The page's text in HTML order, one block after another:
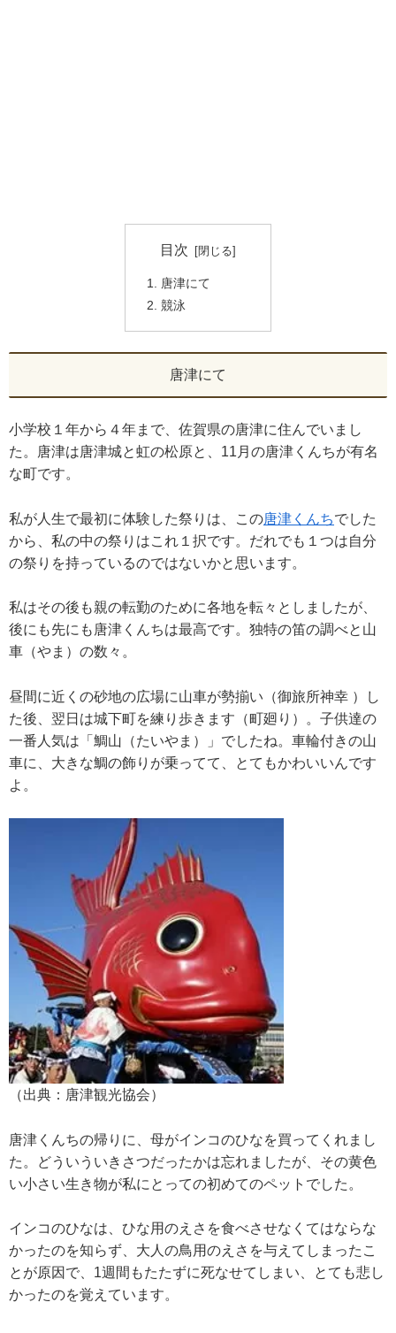
目次
唐津にて
競泳
唐津にて
小学校１年から４年まで、佐賀県の唐津に住んでいまし
た。唐津は唐津城と虹の松原と、11月の唐津くんちが有名
な町です。
私が人生で最初に体験した祭りは、この唐津くんちでした
から、私の中の祭りはこれ１択です。だれでも１つは自分
の祭りを持っているのではないかと思います。
私はその後も親の転勤のために各地を転々としましたが、
後にも先にも唐津くんちは最高です。独特の笛の調べと山
車（やま）の数々。
昼間に近くの砂地の広場に山車が勢揃い（御旅所神幸 ）し
た後、翌日は城下町を練り歩きます（町廻り）。子供達の
一番人気は「鯛山（たいやま）」でしたね。車輪付きの山
車に、大きな鯛の飾りが乗ってて、とてもかわいいんです
よ。
（出典：唐津観光協会）
唐津くんちの帰りに、母がインコのひなを買ってくれまし
た。どういういきさつだったかは忘れましたが、その黄色
い小さい生き物が私にとっての初めてのペットでした。
インコのひなは、ひな用のえさを食べさせなくてはならな
かったのを知らず、大人の鳥用のえさを与えてしまったこ
とが原因で、1週間もたたずに死なせてしまい、とても悲し
かったのを覚えています。